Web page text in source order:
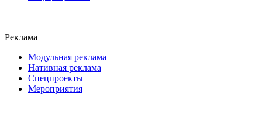
Реклама
Модульная реклама
Нативная реклама
Спецпроекты
Мероприятия